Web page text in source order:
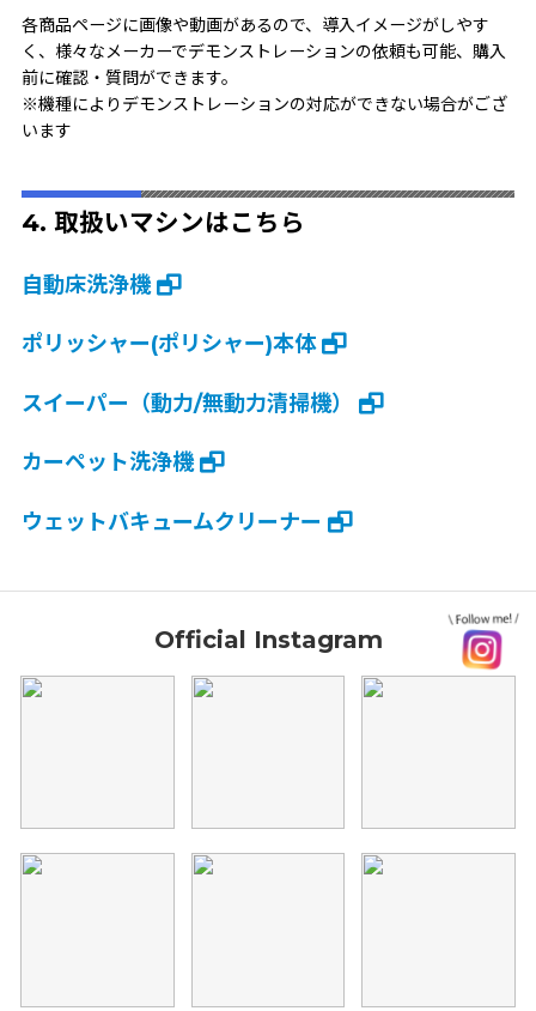
各商品ページに画像や動画があるので、導入イメージがしやす
く、様々なメーカーでデモンストレーションの依頼も可能、購入
前に確認・質問ができます。
※機種によりデモンストレーションの対応ができない場合がござ
います
4. 取扱いマシンはこちら
自動床洗浄機
ポリッシャー(ポリシャー)本体
スイーパー（動力/無動力清掃機）
カーペット洗浄機
ウェットバキュームクリーナー
Official Instagram